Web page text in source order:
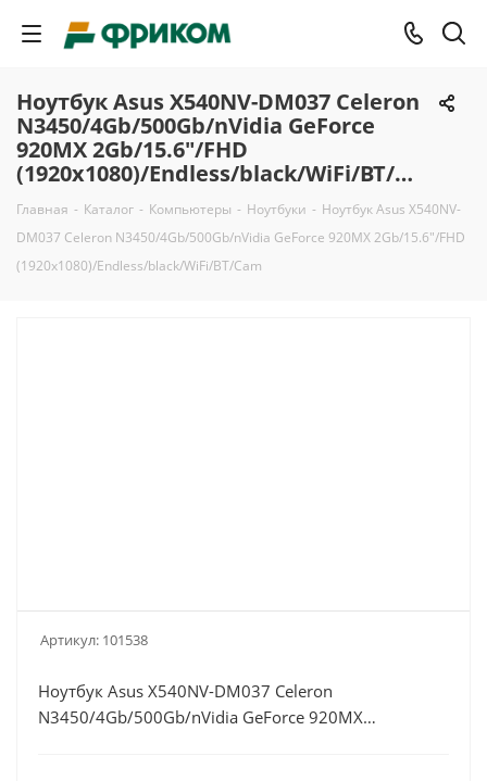
Ноутбук Asus X540NV-DM037 Celeron
N3450/4Gb/500Gb/nVidia GeForce
920MX 2Gb/15.6"/FHD
(1920x1080)/Endless/black/WiFi/BT/Cam
Главная - Каталог - Компьютеры - Ноутбуки - Ноутбук Asus X540NV-
DM037 Celeron N3450/4Gb/500Gb/nVidia GeForce 920MX 2Gb/15.6"/FHD
(1920x1080)/Endless/black/WiFi/BT/Cam
Артикул: 101538
Ноутбук Asus X540NV-DM037 Celeron
N3450/4Gb/500Gb/nVidia GeForce 920MX